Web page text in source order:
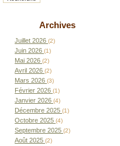
Archives
Juillet 2026 (2)
Juin 2026 (1)
Mai 2026 (2)
Avril 2026 (2)
Mars 2026 (3)
Février 2026 (1)
Janvier 2026 (4)
Décembre 2025 (1)
Octobre 2025 (4)
Septembre 2025 (2)
Août 2025 (2)